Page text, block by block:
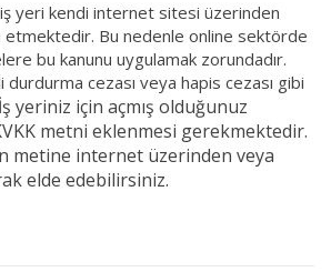
yeri kendi internet sitesi üzerinden
Bu nedenle online sektörde
bu kanunu uygulamak zorundadır.
durdurma cezası veya hapis cezası gibi
İş yeriniz için açmış olduğunuz
metni eklenmesi gerekmektedir.
metine internet üzerinden veya
elde edebilirsiniz.